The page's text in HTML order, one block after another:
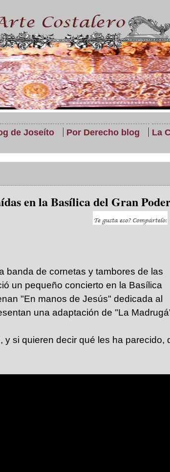
de Joseíto Por Derecho blog La
en la Basílica del Gran
banda de cornetas y tambores de las
un pequeño concierto en la Basílica
"En manos de Jesús" dedicada al
una adaptación de "La
y si quieren decir qué les ha parecido,